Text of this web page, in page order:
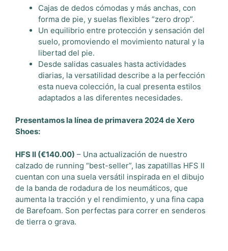
Cajas de dedos cómodas y más anchas, con
forma de pie, y suelas flexibles “zero drop”.
Un equilibrio entre protección y sensación del
suelo, promoviendo el movimiento natural y la
libertad del pie.
Desde salidas casuales hasta actividades
diarias, la versatilidad describe a la perfección
esta nueva colección, la cual presenta estilos
adaptados a las diferentes necesidades.
Presentamos la línea de primavera 2024 de Xero
Shoes:
HFS II (€140.00) – Una actualización de nuestro
calzado de running “best-seller”, las zapatillas HFS II
cuentan con una suela versátil inspirada en el dibujo
de la banda de rodadura de los neumáticos, que
aumenta la tracción y el rendimiento, y una fina capa
de Barefoam. Son perfectas para correr en senderos
de tierra o grava.